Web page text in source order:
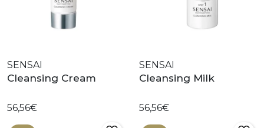
SENSAI
Cleansing Cream
56,56€
SENSAI
Cleansing Milk
56,56€